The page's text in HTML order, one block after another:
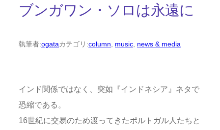
ブンガワン・ソロは永遠に
執筆者:ogataカテゴリ:column music news & media
インド関係ではなく、突如『インドネシア』ネタで
恐縮である。
16世紀に交易のため渡ってきたポルトガル人たちと